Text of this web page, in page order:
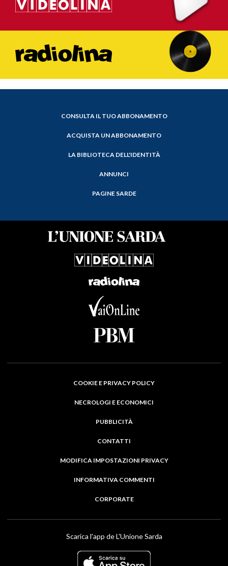
CONSULTA IL TUO ABBONAMENTO
ACQUISTA UN ABBONAMENTO
LA BIBLIOTECA DELL'IDENTITÀ
ANNUNCI
PAGINE SARDE
COOKIE E PRIVACY POLICY
NECROLOGI E ECONOMICI
PUBBLICITÀ
CONTATTI
MODIFICA IMPOSTAZIONI PRIVACY
INFORMATIVA COMMENTI
CORPORATE
Scarica l'app de L'Unione Sarda